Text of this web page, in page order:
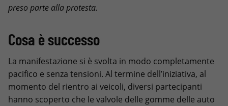
preso parte alla protesta.
Cosa è successo
La manifestazione si è svolta in modo completamente
pacifico e senza tensioni. Al termine dell’iniziativa, al
momento del rientro ai veicoli, diversi partecipanti
hanno scoperto che le valvole delle gomme delle auto